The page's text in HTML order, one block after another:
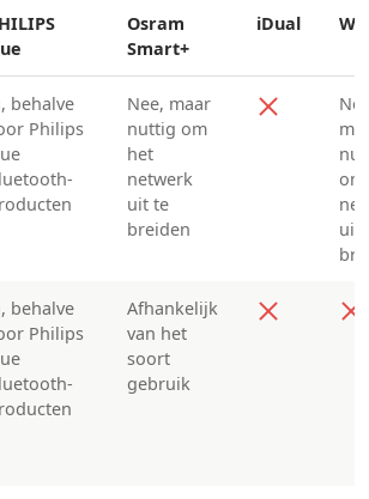
Osram
Smart+
iDual WiZ
behalve
Philips
Nee, maar
nuttig om
het
netwerk
uit te
breiden
uit
behalve
Philips
Afhankelijk
van het
soort
gebruik